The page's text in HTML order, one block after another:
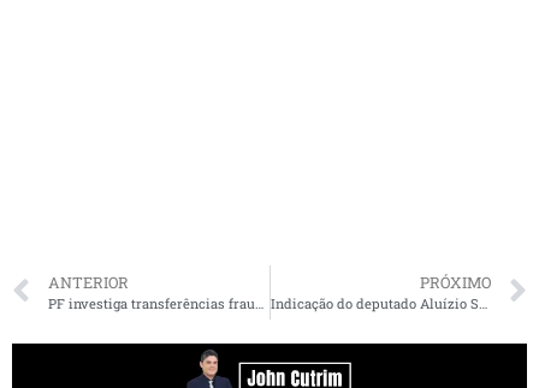
ANTERIOR PRÓXIMO